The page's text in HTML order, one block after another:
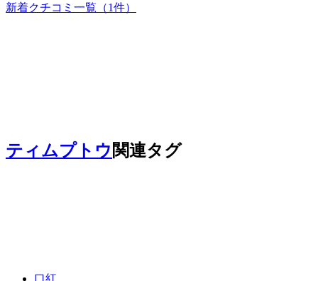
新着クチコミ一覧 （1件）
ティムプトウ 関連タグ
口紅